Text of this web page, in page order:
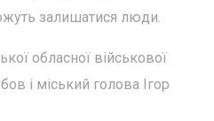
залишатися люди.
обласної військової
і міський голова Ігор